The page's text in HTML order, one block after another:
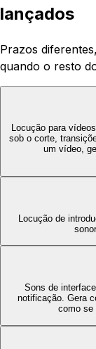
lançados
Prazos
quando o resto
Locução para
sob o corte,
um vídeo,
Locução de
Sons de
notificação. Gera
como se